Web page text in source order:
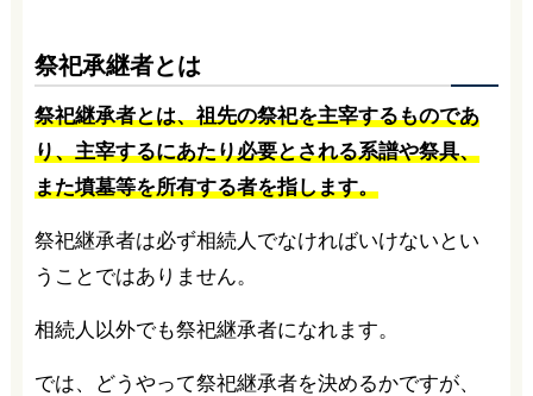
祭祀承継者とは
祭祀継承者とは、祖先の祭祀を主宰するものであ
り、主宰するにあたり必要とされる系譜や祭具、
また墳墓等を所有する者を指します。
祭祀継承者は必ず相続人でなければいけないとい
うことではありません。
相続人以外でも祭祀継承者になれます。
では、どうやって祭祀継承者を決めるかですが、